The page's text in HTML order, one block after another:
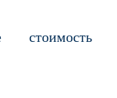
стоимость